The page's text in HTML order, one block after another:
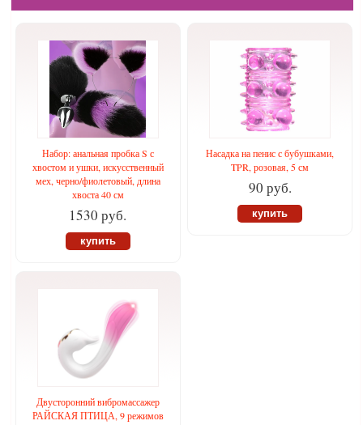
Набор: анальная пробка S с
хвостом и ушки, искусственный
мех, черно/фиолетовый, длина
хвоста 40 см
1530 руб.
купить
Насадка на пенис с бубушками,
TPR, розовая, 5 см
90 руб.
купить
Двусторонний вибромассажер
РАЙСКАЯ ПТИЦА, 9 режимов